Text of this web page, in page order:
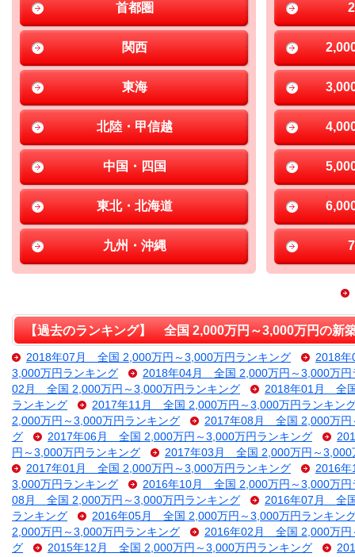
首都圏
関西
東海
北陸・甲信越
中国・四国
東北・北海道
九州・沖縄
【過去のランキング】 全国 2,000万円～3,000万円の新
2018年07月 全国 2,000万円～3,000万円ランキング
2018
3,000万円ランキング
2018年04月 全国 2,000万円～3,000万円
02月 全国 2,000万円～3,000万円ランキング
2018年01月 全
ランキング
2017年11月 全国 2,000万円～3,000万円ランキン
2,000万円～3,000万円ランキング
2017年08月 全国 2,000万円
グ
2017年06月 全国 2,000万円～3,000万円ランキング
円～3,000万円ランキング
2017年03月 全国 2,000万円～3,000
2017年01月 全国 2,000万円～3,000万円ランキング
2016
3,000万円ランキング
2016年10月 全国 2,000万円～3,000万円
08月 全国 2,000万円～3,000万円ランキング
2016年07月 全
ランキング
2016年05月 全国 2,000万円～3,000万円ランキン
2,000万円～3,000万円ランキング
2016年02月 全国 2,000万円
グ
2015年12月 全国 2,000万円～3,000万円ランキング